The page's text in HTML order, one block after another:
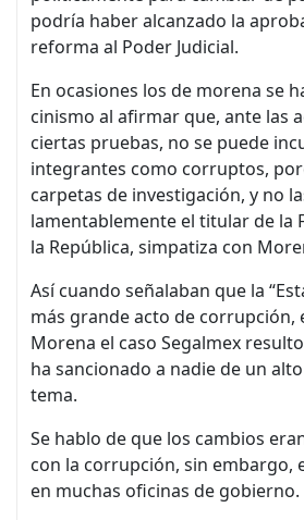
podría haber alcanzado la
reforma al Poder Judicial.
En ocasiones los de morena se
cinismo al afirmar que, ante las
ciertas pruebas, no se puede
integrantes como corruptos,
carpetas de investigación, y no
lamentablemente el titular de la
la República, simpatiza con
Así cuando señalaban que la
más grande acto de corrupción,
Morena el caso Segalmex
ha sancionado a nadie de un
tema.
Se hablo de que los cambios
con la corrupción, sin embargo,
en muchas oficinas de gobierno.